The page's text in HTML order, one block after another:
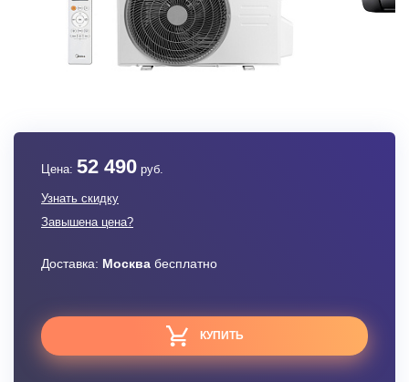
Цена: 52 490 руб.
Узнать скидку
Завышена цена?
Доставка: Москва бесплатно
КУПИТЬ